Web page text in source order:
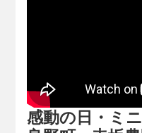
感動の日・ミ